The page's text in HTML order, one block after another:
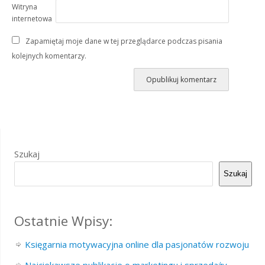
Witryna
internetowa
Zapamiętaj moje dane w tej przeglądarce podczas pisania
kolejnych komentarzy.
Szukaj
Szukaj
Ostatnie Wpisy:
Księgarnia motywacyjna online dla pasjonatów rozwoju